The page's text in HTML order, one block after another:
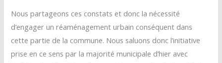
Nous partageons ces constats et donc la nécessité
d’engager un réaménagement urbain conséquent dans
cette partie de la commune. Nous saluons donc l’initiative
prise en ce sens par la majorité municipale d’hier avec